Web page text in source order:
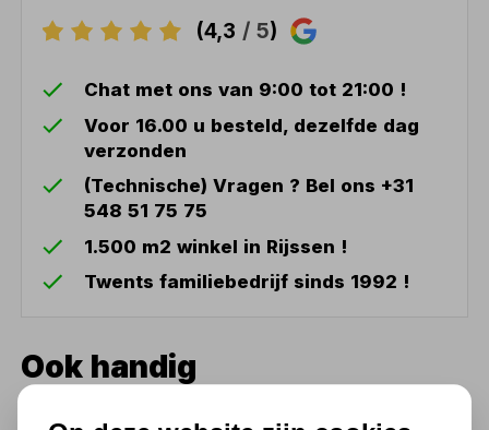
(4,3 / 5)
Chat met ons van 9:00 tot 21:00 !
Voor 16.00 u besteld, dezelfde dag
verzonden
(Technische) Vragen ? Bel ons +31
548 51 75 75
1.500 m2 winkel in Rijssen !
Twents familiebedrijf sinds 1992 !
Ook handig